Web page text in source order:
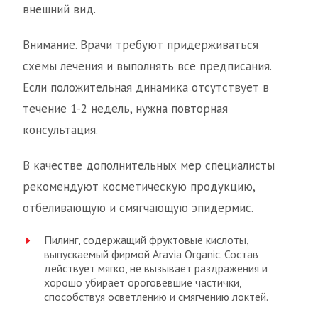
внешний вид.
Внимание. Врачи требуют придерживаться
схемы лечения и выполнять все предписания.
Если положительная динамика отсутствует в
течение 1-2 недель, нужна повторная
консультация.
В качестве дополнительных мер специалисты
рекомендуют косметическую продукцию,
отбеливающую и смягчающую эпидермис.
Пилинг, содержащий фруктовые кислоты,
выпускаемый фирмой Aravia Organic. Состав
действует мягко, не вызывает раздражения и
хорошо убирает ороговевшие частички,
способствуя осветлению и смягчению локтей.